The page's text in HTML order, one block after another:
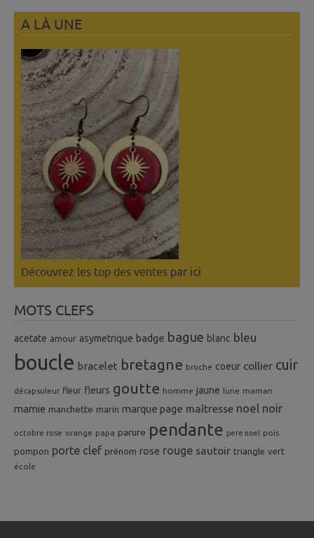
A LÀ UNE
Découvrez les top des ventes par ici
MOTS CLEFS
acetate amour asymetrique badge bague blanc bleu
boucle bracelet bretagne broche coeur collier cuir
décapsuleur fleur fleurs goutte homme jaune lune maman
mamie manchette marin marque page maîtresse noel noir
octobre rose orange papa parure pendante pere noel pois
pompon porte clef prénom rose rouge sautoir triangle vert
école